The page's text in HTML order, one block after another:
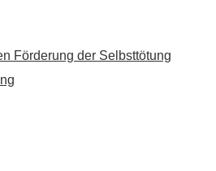
Förderung der Selbsttötung